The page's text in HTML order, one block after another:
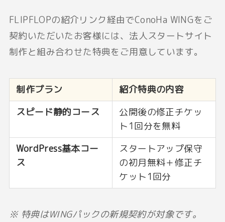
FLIPFLOPの紹介リンク経由でConoHa WINGをご
契約いただいたお客様には、法人スタートサイト
制作と組み合わせた特典をご用意しています。
制作プラン
紹介特典の内容
スピード静的コース
公開後の修正チケッ
ト1回分を無料
WordPress基本コー
ス
スタートアップ保守
の初月無料＋修正チ
ケット1回分
※ 特典はWINGパックの新規契約が対象です。